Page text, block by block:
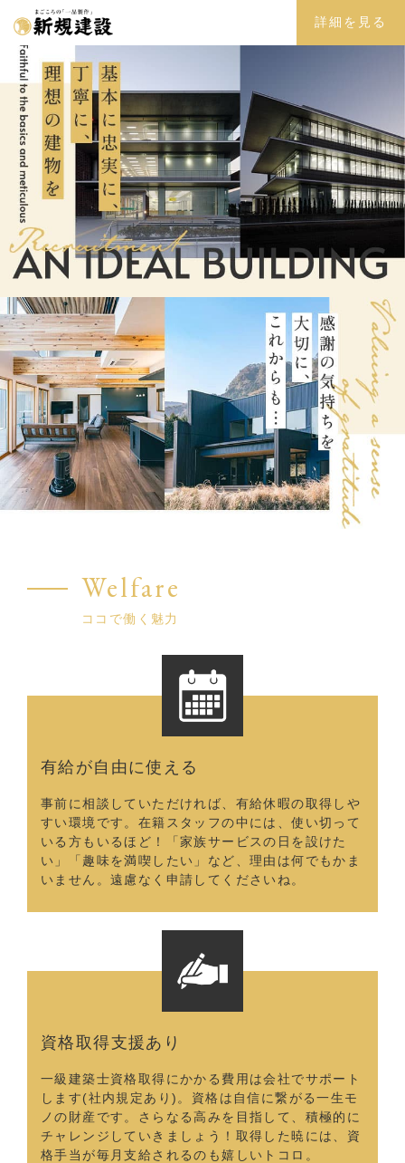
詳細を見る
Welfare
ココで働く魅力
有給が自由に使える
事前に相談していただければ、有給休暇の取得しや
すい環境です。在籍スタッフの中には、使い切って
いる方もいるほど！「家族サービスの日を設けた
い」「趣味を満喫したい」など、理由は何でもかま
いません。遠慮なく申請してくださいね。
資格取得支援あり
一級建築士資格取得にかかる費用は会社でサポート
します(社内規定あり)。資格は自信に繋がる一生モ
ノの財産です。さらなる高みを目指して、積極的に
チャレンジしていきましょう！取得した暁には、資
格手当が毎月支給されるのも嬉しいトコロ。